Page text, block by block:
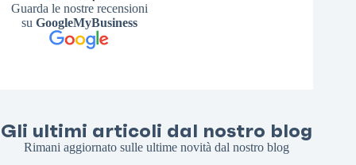
Guarda le nostre recensioni
su GoogleMyBusiness
Gli ultimi articoli dal nostro blog
Rimani aggiornato sulle ultime novità dal nostro blog